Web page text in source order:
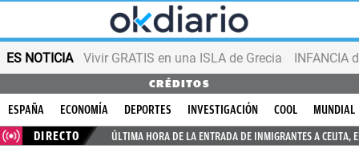
ES NOTICIA Vivir GRATIS en una ISLA de Grecia INFANCIA
CRÉDITOS
ESPAÑA ECONOMÍA DEPORTES INVESTIGACIÓN COOL
MUNDIAL
DIRECTO
ÚLTIMA HORA DE LA ENTRADA DE INMIGRANTES A CEUTA,